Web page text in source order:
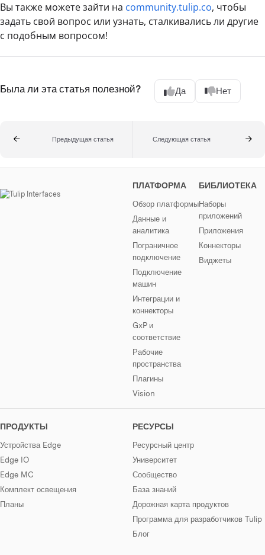
Вы также можете зайти на community.tulip.co, чтобы
задать свой вопрос или узнать, сталкивались ли другие
с подобным вопросом!
Была ли эта статья полезной? Да Нет
Предыдущая статья Следующая статья
ПЛАТФОРМА
Обзор платформы
Данные и
аналитика
Пограничное
подключение
Подключение
машин
Интеграции и
коннекторы
GxP и
соответствие
Рабочие
пространства
Плагины
Vision
БИБЛИОТЕКА
Наборы
приложений
Приложения
Коннекторы
Виджеты
ПРОДУКТЫ
Устройства Edge
Edge IO
Edge MC
Комплект освещения
Планы
РЕСУРСЫ
Ресурсный центр
Университет
Сообщество
База знаний
Дорожная карта продуктов
Программа для разработчиков Tulip
Блог